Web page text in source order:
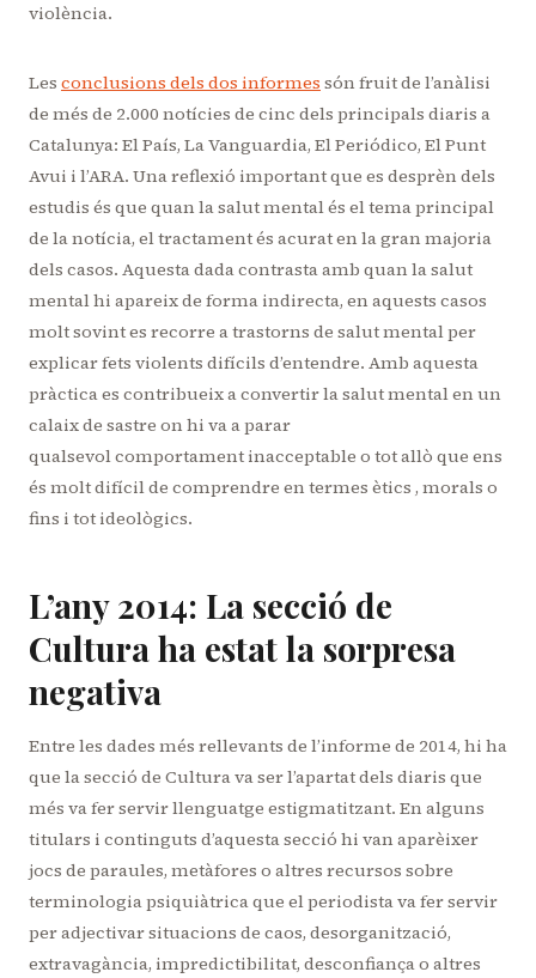
violència.
Les conclusions dels dos informes són fruit de l’anàlisi
de més de 2.000 notícies de cinc dels principals diaris a
Catalunya: El País, La Vanguardia, El Periódico, El Punt
Avui i l’ARA. Una reflexió important que es desprèn dels
estudis és que quan la salut mental és el tema principal
de la notícia, el tractament és acurat en la gran majoria
dels casos. Aquesta dada contrasta amb quan la salut
mental hi apareix de forma indirecta, en aquests casos
molt sovint es recorre a trastorns de salut mental per
explicar fets violents difícils d’entendre. Amb aquesta
pràctica es contribueix a convertir la salut mental en un
calaix de sastre on hi va a parar
qualsevol comportament inacceptable o tot allò que ens
és molt difícil de comprendre en termes ètics , morals o
fins i tot ideològics.
L’any 2014: La secció de
Cultura ha estat la sorpresa
negativa
Entre les dades més rellevants de l’informe de 2014, hi ha
que la secció de Cultura va ser l’apartat dels diaris que
més va fer servir llenguatge estigmatitzant. En alguns
titulars i continguts d’aquesta secció hi van aparèixer
jocs de paraules, metàfores o altres recursos sobre
terminologia psiquiàtrica que el periodista va fer servir
per adjectivar situacions de caos, desorganització,
extravagància, impredictibilitat, desconfiança o altres